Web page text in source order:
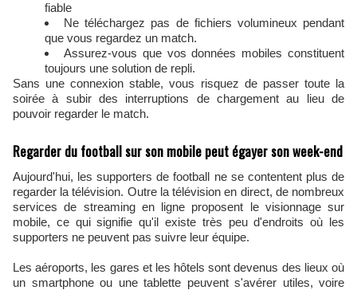
fiable
Ne téléchargez pas de fichiers volumineux pendant
que vous regardez un match.
Assurez-vous que vos données mobiles constituent
toujours une solution de repli.
Sans une connexion stable, vous risquez de passer toute la
soirée à subir des interruptions de chargement au lieu de
pouvoir regarder le match.
Regarder du football sur son mobile peut égayer son week-end
Aujourd'hui, les supporters de football ne se contentent plus de
regarder la télévision. Outre la télévision en direct, de nombreux
services de streaming en ligne proposent le visionnage sur
mobile, ce qui signifie qu'il existe très peu d'endroits où les
supporters ne peuvent pas suivre leur équipe.
Les aéroports, les gares et les hôtels sont devenus des lieux où
un smartphone ou une tablette peuvent s'avérer utiles, voire